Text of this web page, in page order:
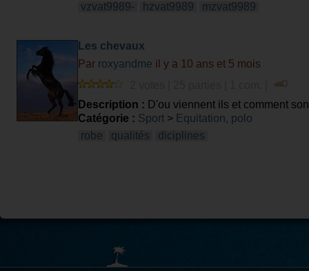
vzvat9989-
hzvat9989 mzvat9989
Les chevaux
Par roxyandme il y a 10 ans et 5 mois
Description : D'ou viennent ils et comment
Catégorie : Sport > Equitation, polo
robe
qualités diciplines